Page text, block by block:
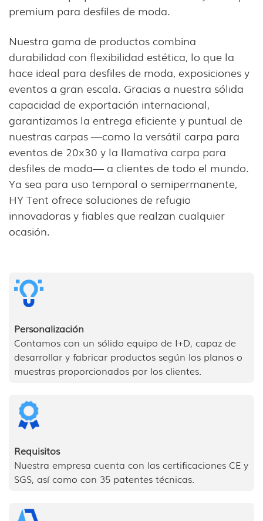
premium para desfiles de moda.
Nuestra gama de productos combina
durabilidad con flexibilidad estética, lo que la
hace ideal para desfiles de moda, exposiciones y
eventos a gran escala. Gracias a nuestra sólida
capacidad de exportación internacional,
garantizamos la entrega eficiente y puntual de
nuestras carpas —como la versátil carpa para
eventos de 20x30 y la llamativa carpa para
desfiles de moda— a clientes de todo el mundo.
Ya sea para uso temporal o semipermanente,
HY Tent ofrece soluciones de refugio
innovadoras y fiables que realzan cualquier
ocasión.
Personalización
Contamos con un sólido equipo de I+D, capaz de
desarrollar y fabricar productos según los planos o
muestras proporcionados por los clientes.
Requisitos
Nuestra empresa cuenta con las certificaciones CE y
SGS, así como con 35 patentes técnicas.